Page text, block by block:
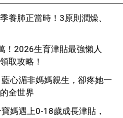
養肺正當時！3原則潤燥、
！2026生育津貼最強懶人
取攻略！
心湄非媽媽親生，卻疼她一
全世界
媽遇上0-18歲成長津貼，